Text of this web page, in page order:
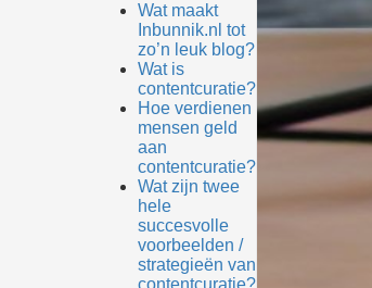
Wat maakt
Inbunnik.nl tot
zo’n leuk blog?
Wat is
contentcuratie?
Hoe verdienen
mensen geld
aan
contentcuratie?
Wat zijn twee
hele
succesvolle
voorbeelden /
strategieën van
contentcuratie?